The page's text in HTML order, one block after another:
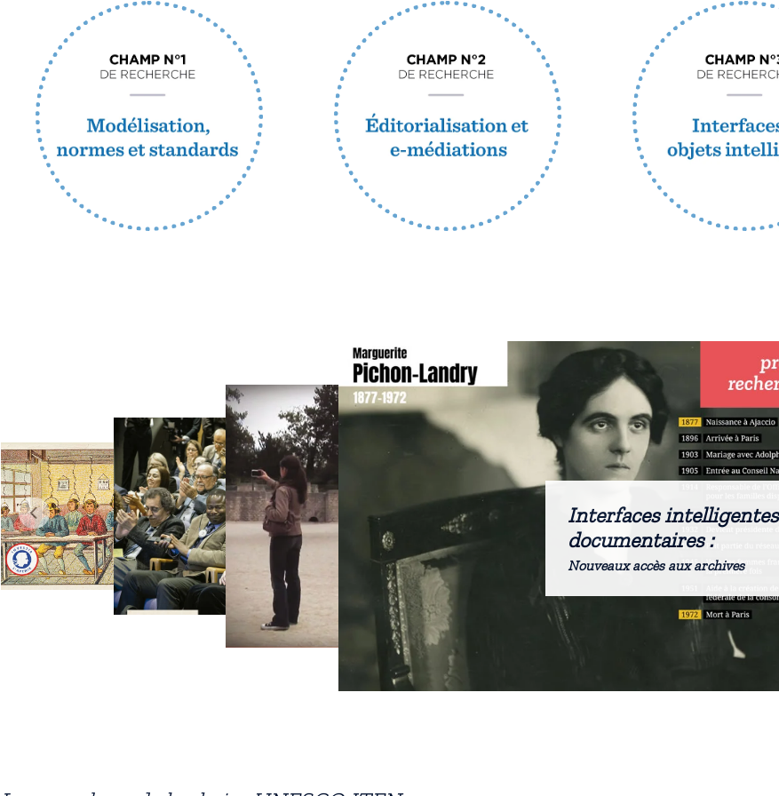
Interfaces intelligentes
documentaires :
Nouveaux accès aux archives